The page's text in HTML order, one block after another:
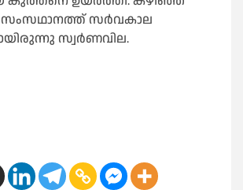
സംസഥാനത്ത് സർവകാല
സ്വർണവില.